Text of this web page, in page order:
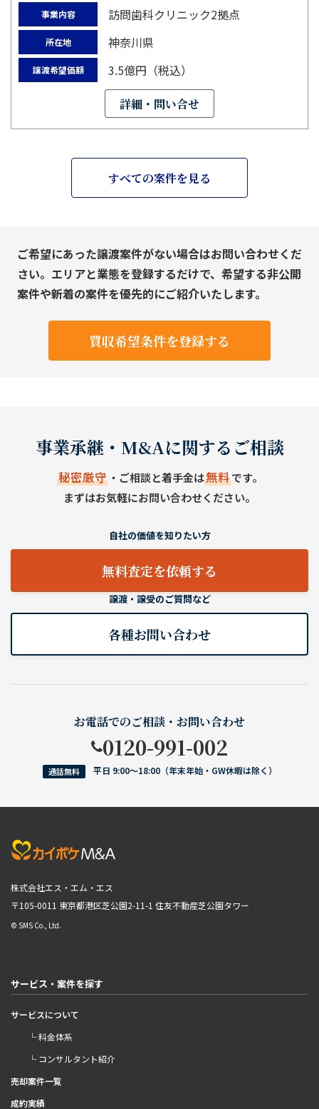
事業内容 訪問歯科クリニック2拠点
所在地 神奈川県
譲渡希望価額 3.5億円（税込）
詳細・問い合せ
すべての案件を見る
ご希望にあった譲渡案件がない場合はお問い合わせくだ
さい。エリアと業態を登録するだけで、希望する非公開
案件や新着の案件を優先的にご紹介いたします。
買収希望条件を登録する
事業承継・M&Aに関するご相談
秘密厳守・ご相談と着手金は無料です。
まずはお気軽にお問い合わせください。
自社の価値を知りたい方
無料査定を依頼する
譲渡・譲受のご質問など
各種お問い合わせ
お電話でのご相談・お問い合わせ
0120-991-002
通話無料 平日 9:00〜18:00（年末年始・GW休暇は除く）
株式会社エス・エム・エス
〒105-0011 東京都港区芝公園2-11-1 住友不動産芝公園タワー
© SMS Co., Ltd.
サービス・案件を探す
サービスについて
└ 料金体系
└ コンサルタント紹介
売却案件一覧
成約実績